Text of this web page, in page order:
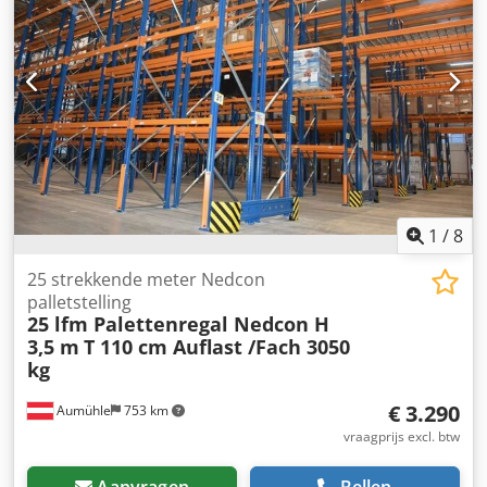
Gewicht: 10,84 kg Land van herkomst: Duitsland
1 /8
Aumühle 753 km
25 strekkende meter Nedcon
palletstelling
25 lfm Palettenregal Nedcon H
3,5 m T 110 cm Auflast /Fach 3050
kg
€ 3.290
vraagprijs excl. btw